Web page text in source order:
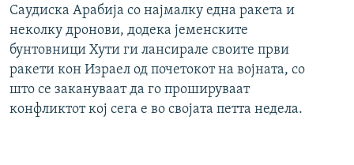
Саудиска Арабија со најмалку една ракета и
неколку дронови, додека јеменските
бунтовници Хути ги лансирале своите први
ракети кон Израел од почетокот на војната, со
што се закануваат да го прошируваат
конфликтот кој сега е во својата петта недела.